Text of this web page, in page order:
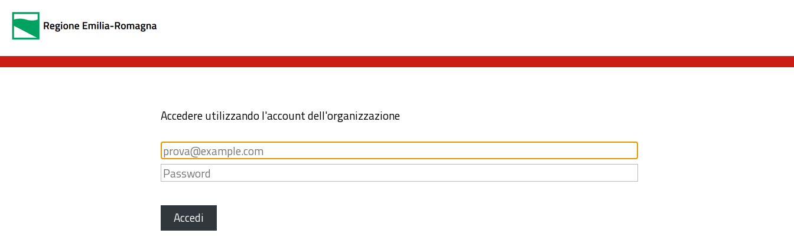
Accedere utilizzando l'account dell'organizzazione
Accedi